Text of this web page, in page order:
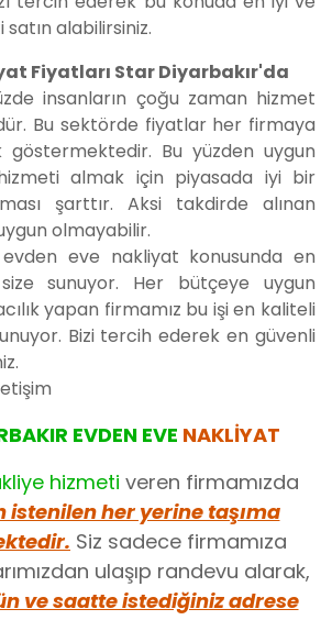
alabilirsiniz.
Fiyatları Star Diyarbakır'da
insanların çoğu zaman hizmet
Bu sektörde fiyatlar her firmaya
göstermektedir. Bu yüzden uygun
almak için piyasada iyi bir
şarttır. Aksi takdirde alınan
olmayabilir.
eve nakliyat konusunda en
sunuyor. Her bütçeye uygun
yapan firmamız bu işi en kaliteli
Bizi tercih ederek en güvenli
EVDEN EVE NAKLİYAT
hizmeti veren firmamızda
istenilen her yerine taşıma
Siz sadece firmamıza
ulaşıp randevu alarak,
ve saatte istediğiniz adrese